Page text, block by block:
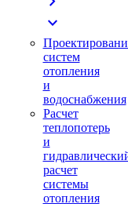
expand_more
систем
отопления
и
водоснабжения
Расчет
теплопотерь
и
расчет
системы
отопления